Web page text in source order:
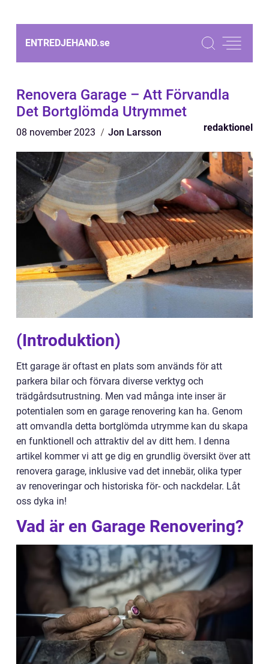
ENTREDJEHAND.se
Renovera Garage – Att Förvandla
Det Bortglömda Utrymmet
08 november 2023 Jon Larsson redaktionel
(Introduktion)
Ett garage är oftast en plats som används för att
parkera bilar och förvara diverse verktyg och
trädgårdsutrustning. Men vad många inte inser är
potentialen som en garage renovering kan ha. Genom
att omvandla detta bortglömda utrymme kan du skapa
en funktionell och attraktiv del av ditt hem. I denna
artikel kommer vi att ge dig en grundlig översikt över att
renovera garage, inklusive vad det innebär, olika typer
av renoveringar och historiska för- och nackdelar. Låt
oss dyka in!
Vad är en Garage Renovering?